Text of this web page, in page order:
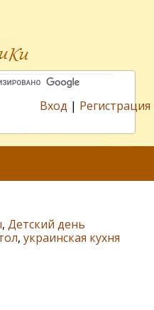
Вход | Регистрация
, Детский день
, украинская кухня